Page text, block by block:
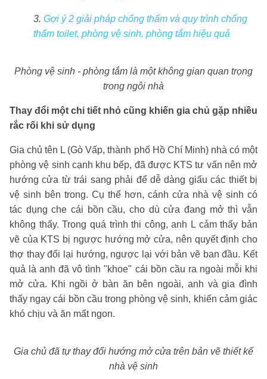
3. Gợi ý 2 giải pháp chống thấm và quy trình chống
thấm toilet, phòng vệ sinh, phòng tắm hiệu quả
Phòng vệ sinh - phòng tắm là một không gian quan trọng
trong ngôi nhà
Thay đổi một chi tiết nhỏ cũng khiến gia chủ gặp nhiều
rắc rối khi sử dụng
Gia chủ tên L (Gò Vấp, thành phố Hồ Chí Minh) nhà có một
phòng vệ sinh cạnh khu bếp, đã được KTS tư vấn nên mở
hướng cửa từ trái sang phải để dễ dàng giấu các thiết bị
vệ sinh bên trong. Cụ thể hơn, cánh cửa nhà vệ sinh có
tác dụng che cái bồn cầu, cho dù cửa đang mở thì vẫn
không thấy. Trong quá trình thi công, anh L cảm thấy bản
vẽ của KTS bị ngược hướng mở cửa, nên quyết định cho
thợ thay đổi lại hướng, ngược lại với bản vẽ ban đầu. Kết
quả là anh đã vô tình "khoe" cái bồn cầu ra ngoài mỗi khi
mở cửa. Khi ngồi ở bàn ăn bên ngoài, anh và gia đình
thấy ngay cái bồn cầu trong phòng vệ sinh, khiến cảm giác
khó chịu và ăn mất ngon.
Gia chủ đã tự thay đổi hướng mở cửa trên bản vẽ thiết kế
nhà vệ sinh